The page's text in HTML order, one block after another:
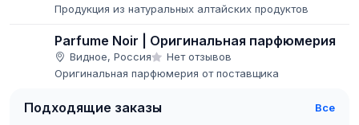
Продукция из натуральных алтайских продуктов
Parfume Noir | Оригинальная парфюмерия
Видное, Россия
Нет отзывов
Оригинальная парфюмерия от поставщика
Подходящие заказы Все